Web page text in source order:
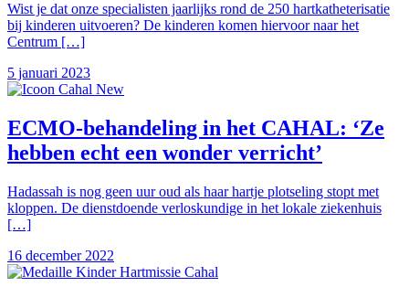
Wist je dat onze specialisten jaarlijks rond de 250 hartkatheterisatie
bij kinderen uitvoeren? De kinderen komen hiervoor naar het
Centrum […]
5 januari 2023
ECMO-behandeling in het CAHAL: ‘Ze
hebben echt een wonder verricht’
Hadassah is nog geen uur oud als haar hartje plotseling stopt met
kloppen. De dienstdoende verloskundige in het lokale ziekenhuis
[…]
16 december 2022